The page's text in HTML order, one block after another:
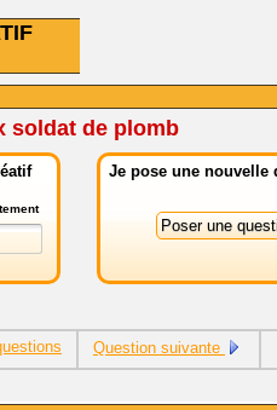
soldat de plomb
Je pose une nouvelle
Question suivante